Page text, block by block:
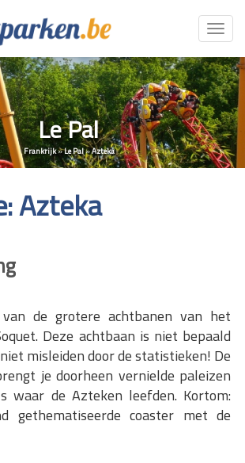
Le Pal
Frankrijk»Le Pal»Azteka
Azteka
de grotere achtbanen van het
Deze achtbaan is niet bepaald
misleiden door de statistieken! De
je doorheen vernielde paleizen
waar de Azteken leefden. Kortom:
gethematiseerde coaster met de